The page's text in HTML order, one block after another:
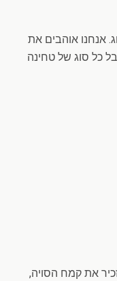
אנחנו אוהבים את
כל סוג של טחינה
את קמח הסויה,